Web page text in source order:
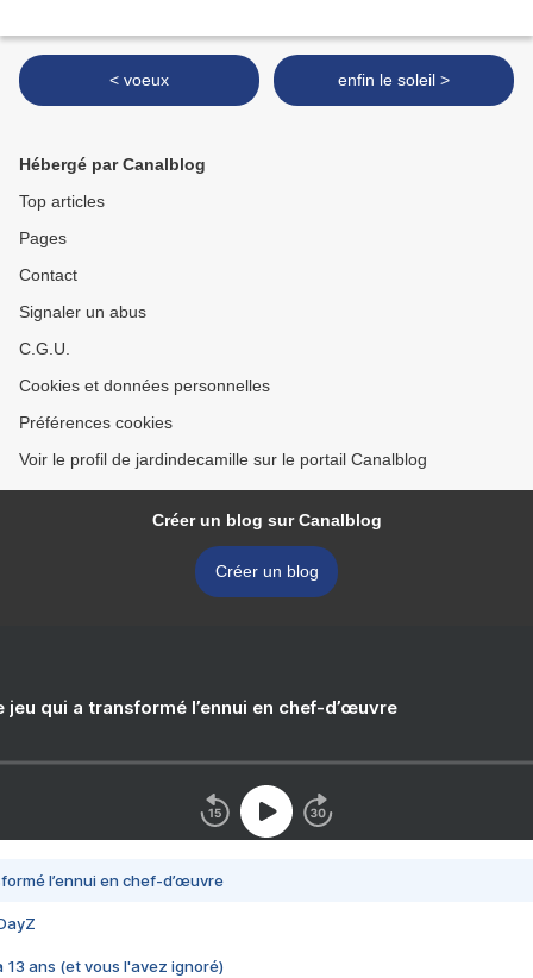
< voeux enfin le soleil >
Hébergé par Canalblog
Top articles
Pages
Contact
Signaler un abus
C.G.U.
Cookies et données personnelles
Préférences cookies
Voir le profil de jardindecamille sur le portail Canalblog
Créer un blog sur Canalblog
Créer un blog
jeu qui a transformé l’ennui en chef-d’œuvre
l’ennui en chef-d’œuvre
13 ans (et vous l'avez ignoré)